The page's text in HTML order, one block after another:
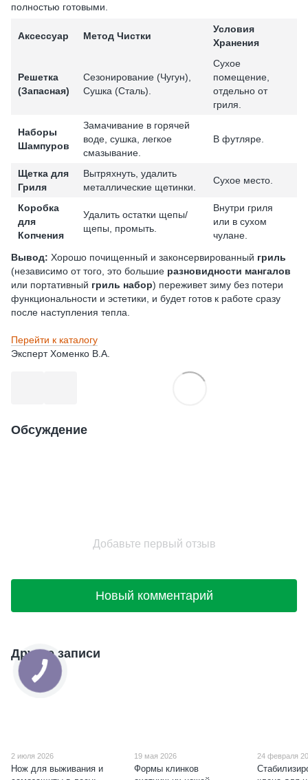
полностью готовыми.
Аксессуар Метод Чистки
Условия
Хранения
Решетка
(Запасная)
Сезонирование (Чугун),
Сушка (Сталь).
Сухое
помещение,
отдельно от
гриля.
Наборы
Шампуров
Замачивание в горячей
воде, сушка, легкое
смазывание.
В футляре.
Щетка для
Гриля
Вытряхнуть, удалить
металлические щетинки.
Сухое место.
Коробка
для
Копчения
Удалить остатки щепы/
щепы, промыть.
Внутри гриля
или в сухом
чулане.
Вывод: Хорошо почищенный и законсервированный гриль
(независимо от того, это большие разновидности мангалов
или портативный гриль набор) переживет зиму без потери
функциональности и эстетики, и будет готов к работе сразу
после наступления тепла.
Перейти к каталогу
Эксперт Хоменко В.А.
Обсуждение
Добавьте первый отзыв
Новый комментарий
Другие записи
2 июля 2026
Нож для выживания и
19 мая 2026
Формы клинков
24 февраля